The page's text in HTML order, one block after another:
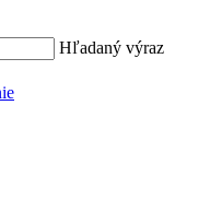
Hľadaný výraz